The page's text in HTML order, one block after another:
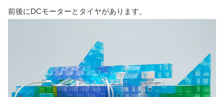
前後にDCモーターとタイヤがあります。